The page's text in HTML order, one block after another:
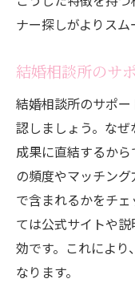
ナー探しがよりスム
結婚相談所のサ
結婚相談所のサポ
認しましょう。な
成果に直結するか
の頻度やマッチン
で含まれるかをチ
ては公式サイトや
効です。これにより
なります。